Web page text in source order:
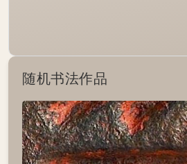
随机书法作品